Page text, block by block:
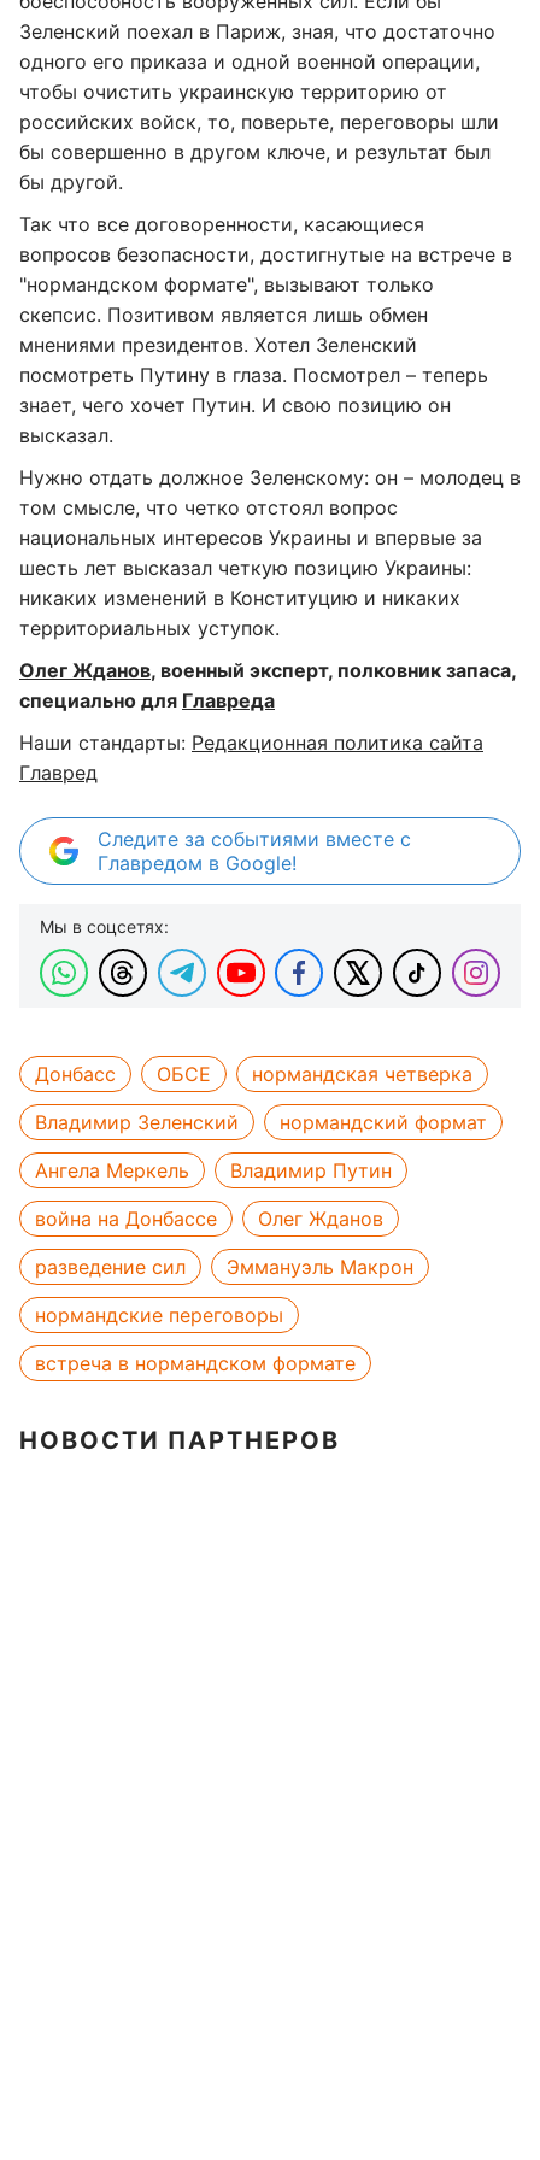
Зеленский поехал в Париж, зная, что достаточно
одного его приказа и одной военной операции,
чтобы очистить украинскую территорию от
российских войск, то, поверьте, переговоры шли
бы совершенно в другом ключе, и результат был
бы другой.
Так что все договоренности, касающиеся
вопросов безопасности, достигнутые на встрече в
"нормандском формате", вызывают только
скепсис. Позитивом является лишь обмен
мнениями президентов. Хотел Зеленский
посмотреть Путину в глаза. Посмотрел – теперь
знает, чего хочет Путин. И свою позицию он
высказал.
Нужно отдать должное Зеленскому: он – молодец в
том смысле, что четко отстоял вопрос
национальных интересов Украины и впервые за
шесть лет высказал четкую позицию Украины:
никаких изменений в Конституцию и никаких
территориальных уступок.
Олег Жданов, военный эксперт, полковник запаса,
специально для Главреда
Наши стандарты: Редакционная политика сайта
Главред
Следите за событиями вместе с
Главредом в Google!
Мы в соцсетях:
Донбасс ОБСЕ
нормандская четверка
Владимир Зеленский
нормандский формат
Ангела Меркель
Владимир Путин
война на Донбассе
Олег Жданов
разведение сил
Эммануэль Макрон
нормандские переговоры
встреча в нормандском формате
НОВОСТИ ПАРТНЕРОВ